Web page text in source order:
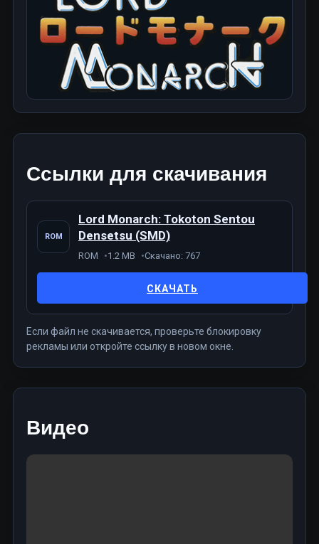
Ссылки для скачивания
ROM
Lord Monarch: Tokoton Sentou
Densetsu (SMD)
ROM 1.2 MB Скачано: 767
СКАЧАТЬ
Если файл не скачивается, проверьте блокировку
рекламы или откройте ссылку в новом окне.
Видео